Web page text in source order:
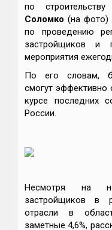
по
Соломко (на фото)
по проведению
застройщиков и
мероприятия
По его словам,
смогут
курсе последних
России.
Несмотря на
застройщиков в
отрасли в
заметные 4,6%,